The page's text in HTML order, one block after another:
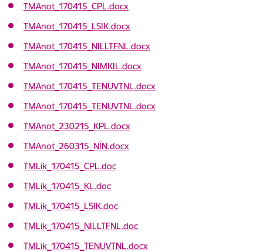
TMAnot_170415_CPL.docx
TMAnot_170415_LSIK.docx
TMAnot_170415_NILLTFNL.docx
TMAnot_170415_NIMKIL.docx
TMAnot_170415_TENUVTNL.docx
TMAnot_170415_TENUVTNL.docx
TMAnot_230215_KPL.docx
TMAnot_260315_NĪN.docx
TMLik_170415_CPL.doc
TMLik_170415_KL.doc
TMLik_170415_LSIK.doc
TMLik_170415_NILLTFNL.doc
TMLik_170415_TENUVTNL.docx